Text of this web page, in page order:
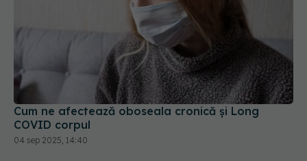
Cum ne afectează oboseala cronică și Long
COVID corpul
04 sep 2025, 14:40